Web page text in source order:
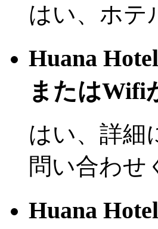
はい、ホテ
Huana
またはWifi
はい、詳細
問い合わせ
Huana